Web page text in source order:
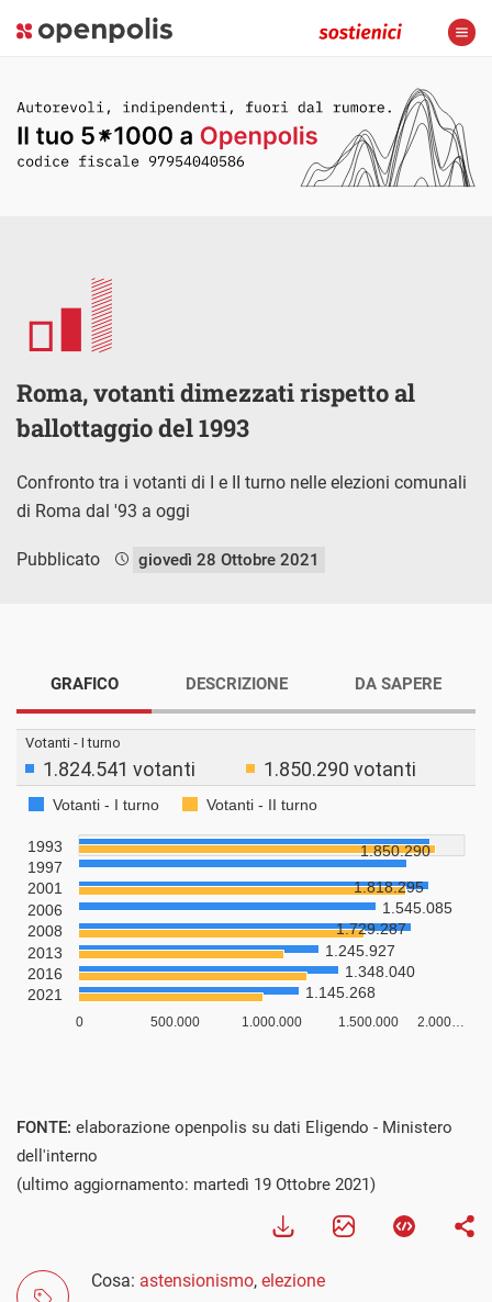
Roma, votanti dimezzati rispetto al
ballottaggio del 1993
Confronto tra i votanti di I e II turno nelle elezioni comunali
di Roma dal '93 a oggi
Pubblicato giovedì 28 Ottobre 2021
GRAFICO DESCRIZIONE DA SAPERE
FONTE: elaborazione openpolis su dati Eligendo - Ministero
dell'interno
(ultimo aggiornamento: martedì 19 Ottobre 2021)
Cosa: astensionismo, elezione